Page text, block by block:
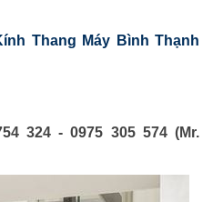
Thang Máy Bình Thạnh
324 - 0975 305 574 (Mr.